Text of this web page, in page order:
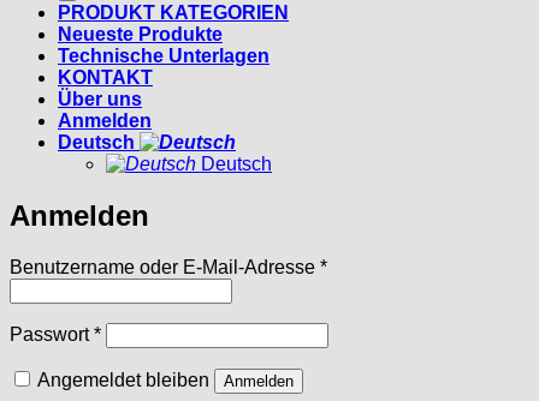
PRODUKT KATEGORIEN
Neueste Produkte
Technische Unterlagen
KONTAKT
Über uns
Anmelden
Deutsch
Deutsch
Anmelden
Benutzername oder E-Mail-Adresse *Erforderlich
Passwort*Erforderlich
Angemeldet bleiben Anmelden